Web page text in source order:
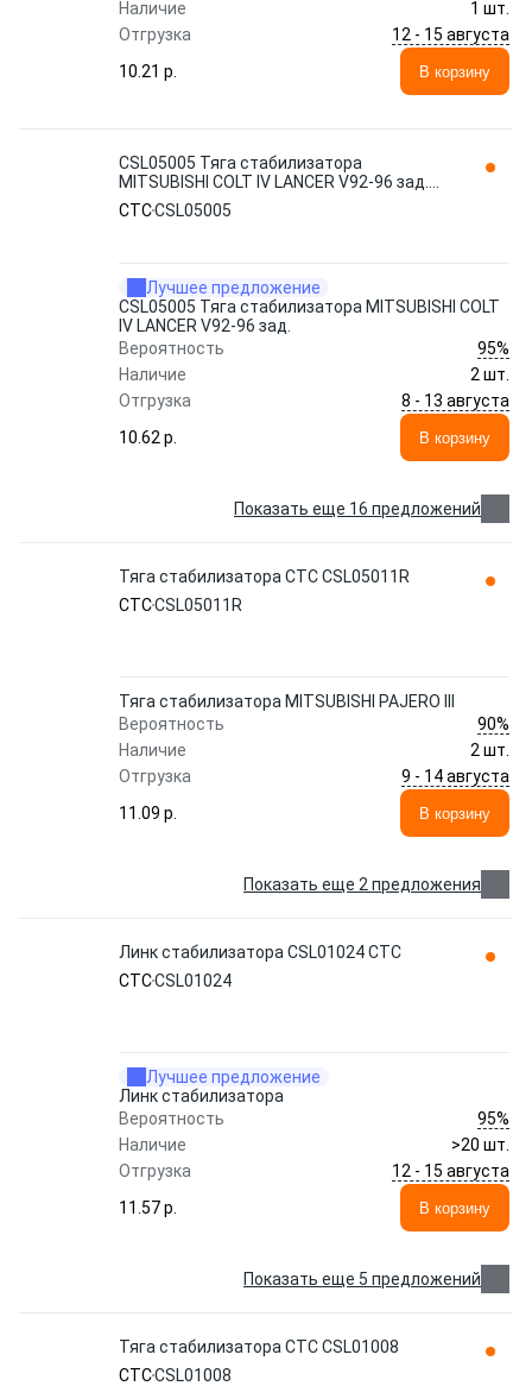
Наличие
1 шт.
Отгрузка
12 - 15 августа
10.21 p.
В корзину
CSL05005 Тяга стабилизатора
MITSUBISHI COLT IV LANCER V92-96 зад.
CTC
CTCCSL05005
Лучшее предложение
CSL05005 Тяга стабилизатора MITSUBISHI COLT
IV LANCER V92-96 зад.
Вероятность
95%
Наличие
2 шт.
Отгрузка
8 - 13 августа
10.62 p.
В корзину
Показать еще 16 предложений
Тяга стабилизатора CTC CSL05011R
CTCCSL05011R
Тяга стабилизатора MITSUBISHI PAJERO III
Вероятность
90%
Наличие
2 шт.
Отгрузка
9 - 14 августа
11.09 p.
В корзину
Показать еще 2 предложения
Линк стабилизатора CSL01024 CTC
CTCCSL01024
Лучшее предложение
Линк стабилизатора
Вероятность
95%
Наличие
>20 шт.
Отгрузка
12 - 15 августа
11.57 p.
В корзину
Показать еще 5 предложений
Тяга стабилизатора CTC CSL01008
CTCCSL01008